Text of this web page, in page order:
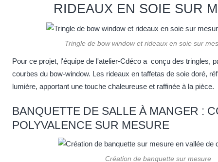
RIDEAUX EN SOIE SUR
Tringle de bow window et rideaux en soie sur
Pour ce projet, l'équipe de l'atelier-Cdéco a conçu des tringles,
courbes du bow-window. Les rideaux en taffetas de soie doré,
lumière, apportant une touche chaleureuse et raffinée à la pièce.
BANQUETTE DE SALLE À MANGER :
POLYVALENCE SUR MESURE
Création de banquette sur mesure